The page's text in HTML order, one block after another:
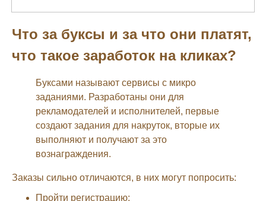
Что за буксы и за что они платят,
что такое заработок на кликах?
Буксами называют сервисы с микро
заданиями. Разработаны они для
рекламодателей и исполнителей, первые
создают задания для накруток, вторые их
выполняют и получают за это
вознаграждения.
Заказы сильно отличаются, в них могут попросить:
Пройти регистрацию;